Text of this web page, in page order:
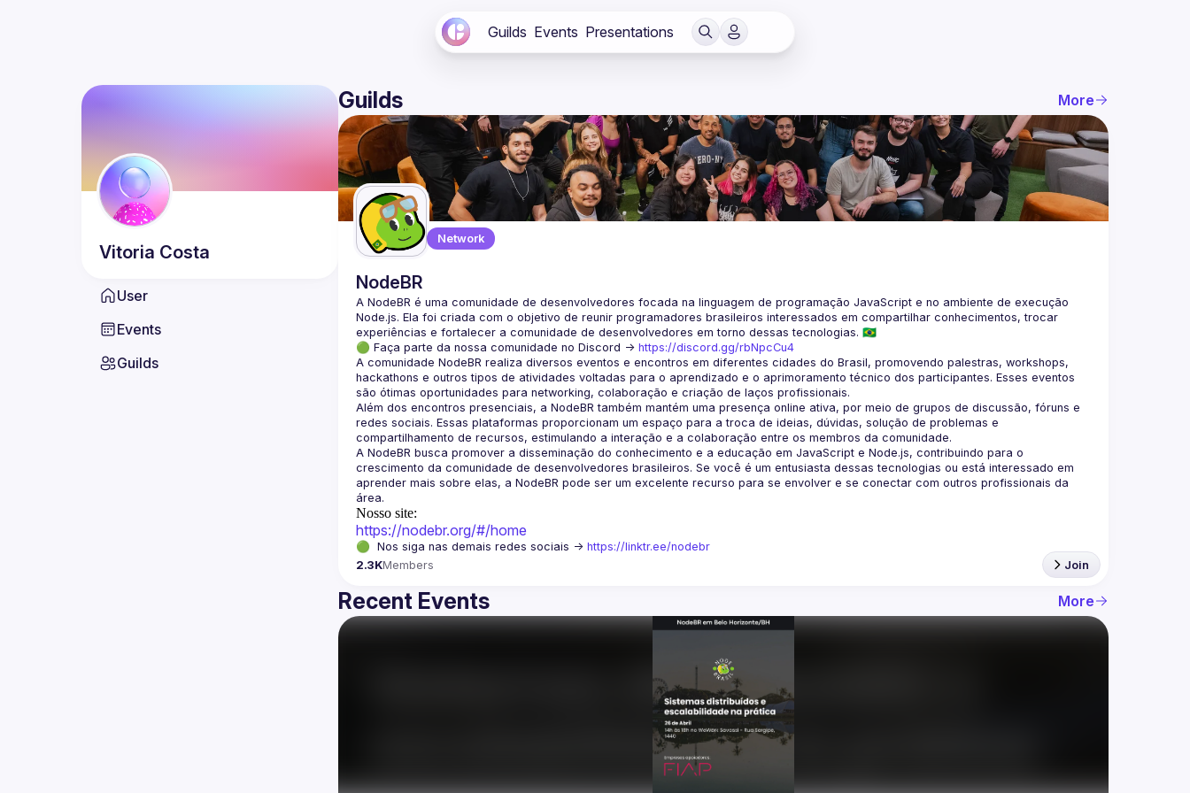
Guilds Events Presentations
Vitoria Costa
User
Events
Guilds
Guilds More
Network
NodeBR
A NodeBR é uma comunidade de desenvolvedores focada na linguagem de programação JavaScript e no ambiente de execução
Node.js. Ela foi criada com o objetivo de reunir programadores brasileiros interessados em compartilhar conhecimentos, trocar
🟢 Faça parte da nossa comunidade no Discord -> https://discord.gg/rbNpcCu4
A comunidade NodeBR realiza diversos eventos e encontros em diferentes cidades do Brasil, promovendo palestras, workshops,
hackathons e outros tipos de atividades voltadas para o aprendizado e o aprimoramento técnico dos participantes. Esses eventos
Além dos encontros presenciais, a NodeBR também mantém uma presença online ativa, por meio de grupos de discussão, fóruns e
redes sociais. Essas plataformas proporcionam um espaço para a troca de ideias, dúvidas, solução de problemas e
A NodeBR busca promover a disseminação do conhecimento e a educação em JavaScript e Node.js, contribuindo para o
crescimento da comunidade de desenvolvedores brasileiros. Se você é um entusiasta dessas tecnologias ou está interessado em
aprender mais sobre elas, a NodeBR pode ser um excelente recurso para se envolver e se conectar com outros profissionais da
Nosso site:
https://nodebr.org/#/home
🟢  Nos siga nas demais redes sociais -> https://linktr.ee/nodebr
2.3KMembers Join
Recent Events More